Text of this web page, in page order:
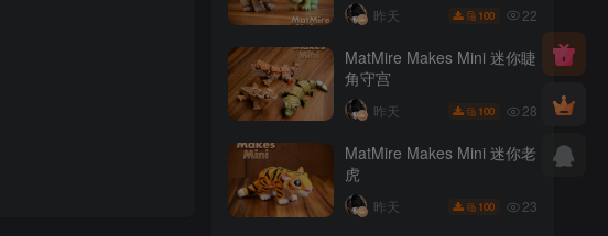
昨天 100 22
MatMire Makes Mini 迷你睫
角守宫
昨天 100 28
MatMire Makes Mini 迷你老
虎
昨天 100 23